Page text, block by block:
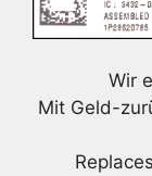
Wir
Mit Geld-